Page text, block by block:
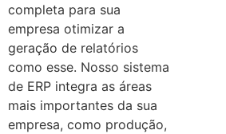
completa para sua
empresa otimizar a
geração de relatórios
como esse. Nosso sistema
de ERP integra as áreas
mais importantes da sua
empresa, como produção,